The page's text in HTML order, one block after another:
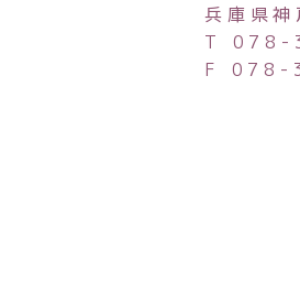
兵庫県
T 078-
F 078-